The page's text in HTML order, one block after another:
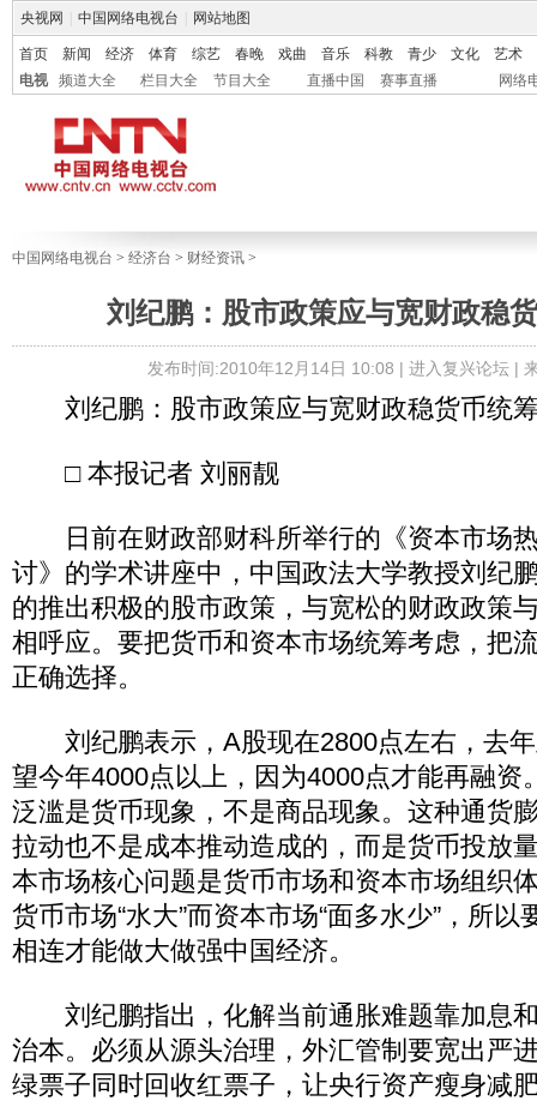
央视网 中国网络电视台 网站地图
首页 新闻 经济 体育 综艺 春晚 戏曲 音乐 科教 青少 文化
艺术
电视
频道大全 栏目大全 节目大全 直播中国 赛事直播 网络
中国网络电视台 > 经济台 > 财经资讯 >
刘纪鹏：股市政策应与宽财政稳
发布时间:2010年12月14日 10:08 | 进入复兴论坛|
刘纪鹏：股市政策应与宽财政稳货币统
□ 本报记者 刘丽靓
日前在财政部财科所举行的《资本市场
讨》的学术讲座中，中国政法大学教授刘纪
的推出积极的股市政策，与宽松的财政政策
相呼应。要把货币和资本市场统筹考虑，把
正确选择。
刘纪鹏表示，A股现在2800点左右，去年
望今年4000点以上，因为4000点才能再融资
泛滥是货币现象，不是商品现象。这种通货
拉动也不是成本推动造成的，而是货币投放
本市场核心问题是货币市场和资本市场组织
货币市场“水大”而资本市场“面多水少”，所
相连才能做大做强中国经济。
刘纪鹏指出，化解当前通胀难题靠加息
治本。必须从源头治理，外汇管制要宽出严
绿票子同时回收红票子，让央行资产瘦身减